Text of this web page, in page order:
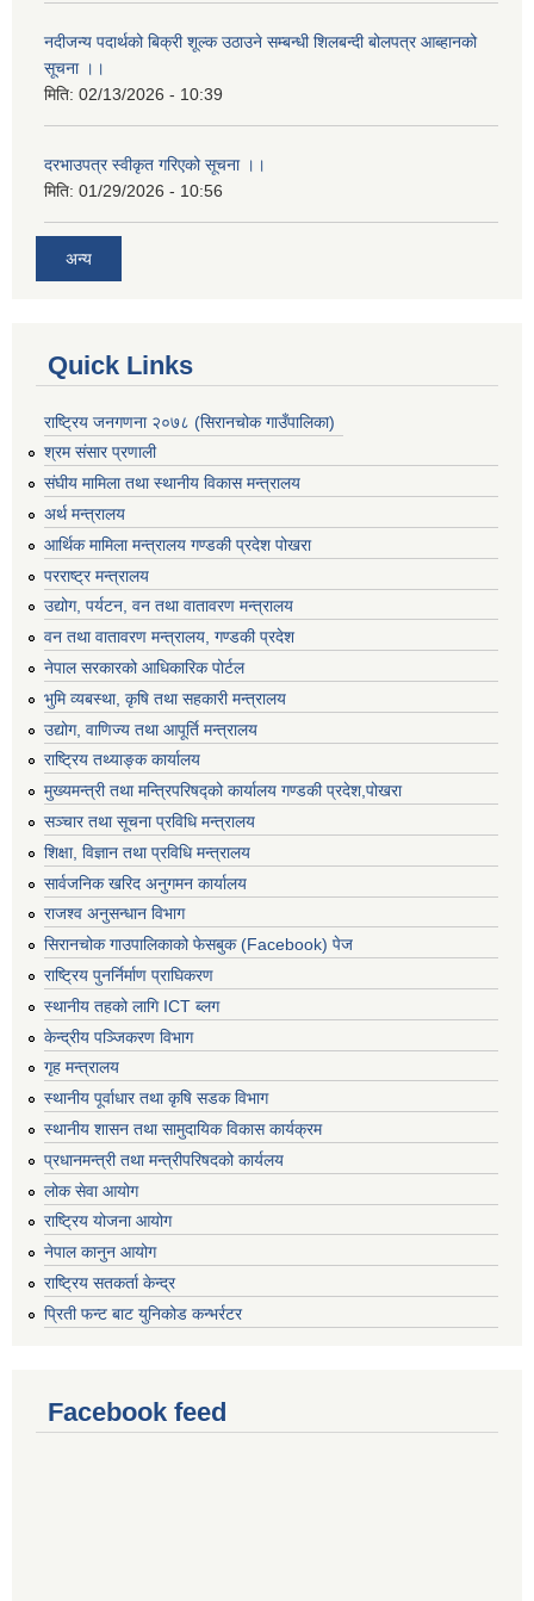
नदीजन्य पदार्थको बिक्री शूल्क उठाउने सम्बन्धी शिलबन्दी बोलपत्र आब्हानको
सूचना ।।
मिति: 02/13/2026 - 10:39
दरभाउपत्र स्वीकृत गरिएको सूचना ।।
मिति: 01/29/2026 - 10:56
अन्य
Quick Links
राष्ट्रिय जनगणना २०७८ (सिरानचोक गाउँपालिका)
श्रम संसार प्रणाली
संघीय मामिला तथा स्थानीय विकास मन्त्रालय
अर्थ मन्त्रालय
आर्थिक मामिला मन्त्रालय गण्डकी प्रदेश पोखरा
परराष्ट्र मन्त्रालय
उद्योग, पर्यटन, वन तथा वातावरण मन्त्रालय
वन तथा वातावरण मन्त्रालय, गण्डकी प्रदेश
नेपाल सरकारको आधिकारिक पोर्टल
भुमि व्यबस्था, कृषि तथा सहकारी मन्त्रालय
उद्योग, वाणिज्य तथा आपूर्ति मन्त्रालय
राष्ट्रिय तथ्याङ्क कार्यालय
मुख्यमन्त्री तथा मन्त्रिपरिषद्को कार्यालय गण्डकी प्रदेश,पोखरा
सञ्‍चार तथा सूचना प्रविधि मन्त्रालय
शिक्षा, विज्ञान तथा प्रविधि मन्त्रालय
सार्वजनिक खरिद अनुगमन कार्यालय
राजश्व अनुसन्धान विभाग
सिरानचोक गाउपालिकाको फेसबुक (Facebook) पेज
राष्ट्रिय पुनर्निर्माण प्राघिकरण
स्थानीय तहको लागि ICT ब्लग
केन्द्रीय पञ्जिकरण विभाग
गृह मन्त्रालय
स्थानीय पूर्वाधार तथा कृषि सडक विभाग
स्थानीय शासन तथा सामुदायिक विकास कार्यक्रम
प्रधानमन्त्री तथा मन्त्रीपरिषदको कार्यलय
लोक सेवा आयोग
राष्ट्रिय योजना आयोग
नेपाल कानुन आयोग
राष्ट्रिय सतकर्ता केन्द्र
प्रिती फन्ट बाट युनिकोड कन्भर्रटर
Facebook feed